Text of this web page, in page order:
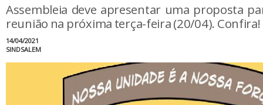
Assembleia deve apresentar uma proposta
reunião na próxima terça-feira (20/04). Confira!
14/04/2021
SINDSALEM